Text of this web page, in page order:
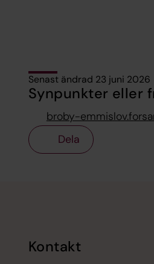
Senast ändrad 23 juni 2026
Synpunkter eller
broby-
Dela
Kontakt